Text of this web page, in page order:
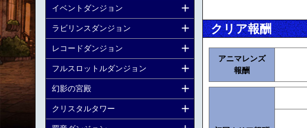
クリア報酬
アニマレンズ
報酬
イベントダンジョン
ラビリンスダンジョン
レコードダンジョン
フルスロットルダンジョン
幻影の宮殿
クリスタルタワー